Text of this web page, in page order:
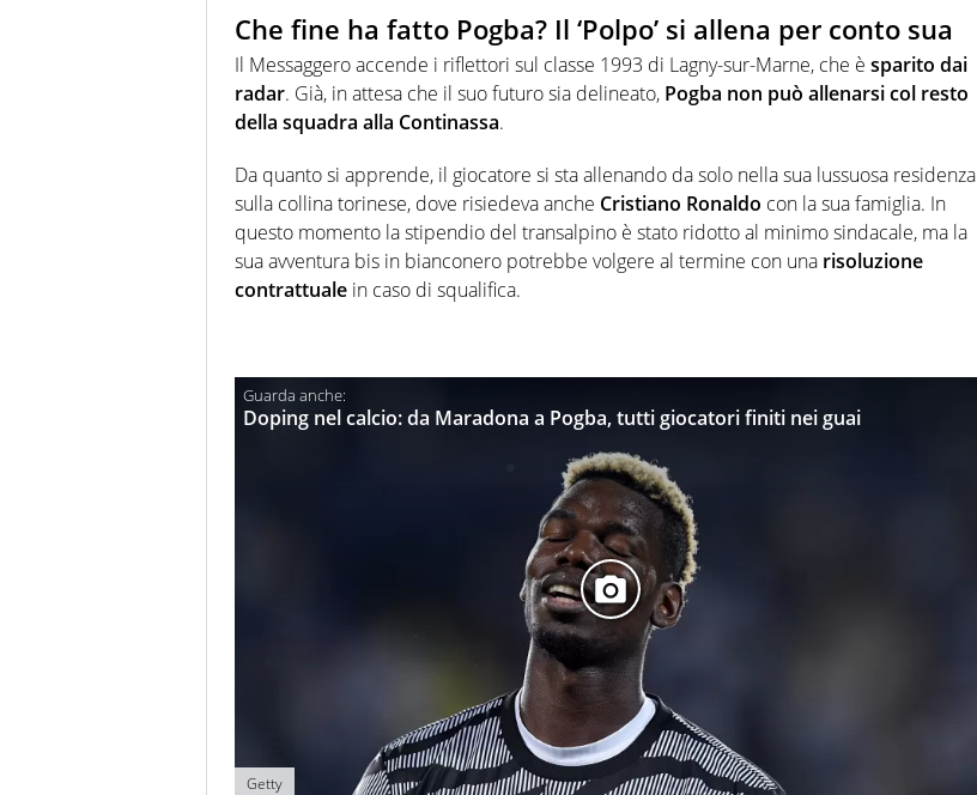
Che fine ha fatto Pogba? Il ‘Polpo’ si allena per conto sua
Il Messaggero accende i riflettori sul classe 1993 di Lagny-sur-Marne, che è sparito dai
radar. Già, in attesa che il suo futuro sia delineato, Pogba non può allenarsi col resto
della squadra alla Continassa.
Da quanto si apprende, il giocatore si sta allenando da solo nella sua lussuosa residenza
sulla collina torinese, dove risiedeva anche Cristiano Ronaldo con la sua famiglia. In
questo momento la stipendio del transalpino è stato ridotto al minimo sindacale, ma la
sua avventura bis in bianconero potrebbe volgere al termine con una risoluzione
contrattuale in caso di squalifica.
Doping nel calcio: da Maradona a Pogba, tutti giocatori finiti nei guai
Getty